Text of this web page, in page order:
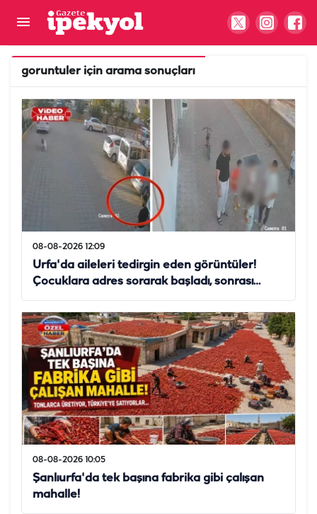
goruntuler için arama sonuçları
08-08-2026 12:09
Urfa'da aileleri tedirgin eden görüntüler!
Çocuklara adres sorarak başladı, sonrası…
08-08-2026 10:05
Şanlıurfa'da tek başına fabrika gibi çalışan
mahalle!